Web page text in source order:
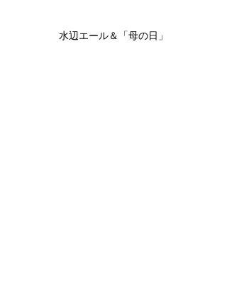
水辺エール＆「母の日」